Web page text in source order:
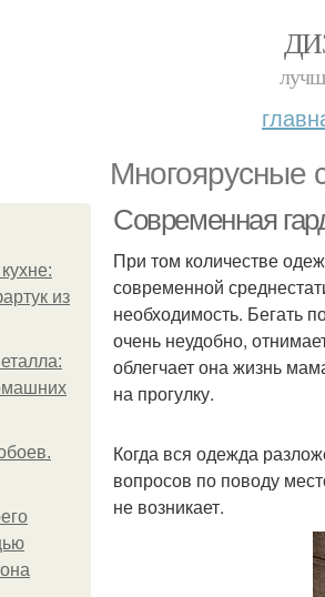
Многоярусные
из
Современная
При том количестве
современной
необходимость. Бегать
очень неудобно,
облегчает она жизнь
на прогулку.
Когда вся одежда
вопросов по поводу
не возникает.